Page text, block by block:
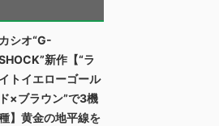
カシオ“G-
新作【“ラ
イトイエローゴール
ド×ブラウン”で3機
】黄金の地平線を